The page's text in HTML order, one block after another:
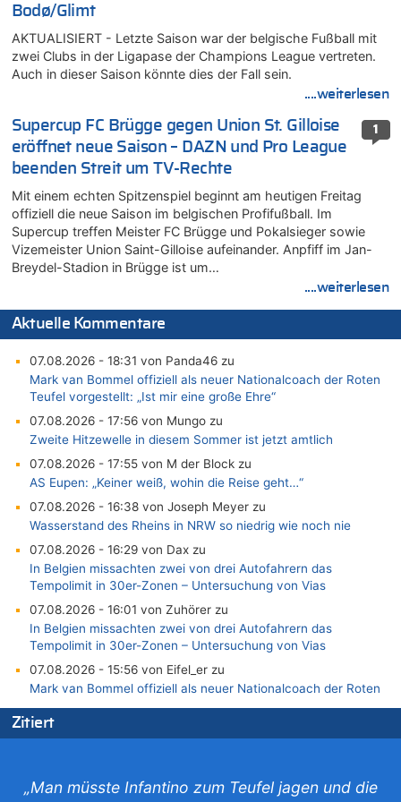
Bodø/Glimt
AKTUALISIERT - Letzte Saison war der belgische Fußball mit
zwei Clubs in der Ligapase der Champions League vertreten.
Auch in dieser Saison könnte dies der Fall sein.
....weiterlesen
1
Supercup FC Brügge gegen Union St. Gilloise
eröffnet neue Saison – DAZN und Pro League
beenden Streit um TV-Rechte
Mit einem echten Spitzenspiel beginnt am heutigen Freitag
offiziell die neue Saison im belgischen Profifußball. Im
Supercup treffen Meister FC Brügge und Pokalsieger sowie
Vizemeister Union Saint-Gilloise aufeinander. Anpfiff im Jan-
Breydel-Stadion in Brügge ist um…
....weiterlesen
Aktuelle Kommentare
07.08.2026 - 18:31 von Panda46 zu
Mark van Bommel offiziell als neuer Nationalcoach der Roten
Teufel vorgestellt: „Ist mir eine große Ehre“
07.08.2026 - 17:56 von Mungo zu
Zweite Hitzewelle in diesem Sommer ist jetzt amtlich
07.08.2026 - 17:55 von M der Block zu
AS Eupen: „Keiner weiß, wohin die Reise geht…“
07.08.2026 - 16:38 von Joseph Meyer zu
Wasserstand des Rheins in NRW so niedrig wie noch nie
07.08.2026 - 16:29 von Dax zu
In Belgien missachten zwei von drei Autofahrern das
Tempolimit in 30er-Zonen – Untersuchung von Vias
07.08.2026 - 16:01 von Zuhörer zu
In Belgien missachten zwei von drei Autofahrern das
Tempolimit in 30er-Zonen – Untersuchung von Vias
07.08.2026 - 15:56 von Eifel_er zu
Mark van Bommel offiziell als neuer Nationalcoach der Roten
Teufel vorgestellt: „Ist mir eine große Ehre“
07.08.2026 - 15:43 von Hausmeister zu
Aachen ab 11. August wieder Mekka des Pferdesports –
Zitiert
„Man müsste Infantino zum Teufel jagen und die